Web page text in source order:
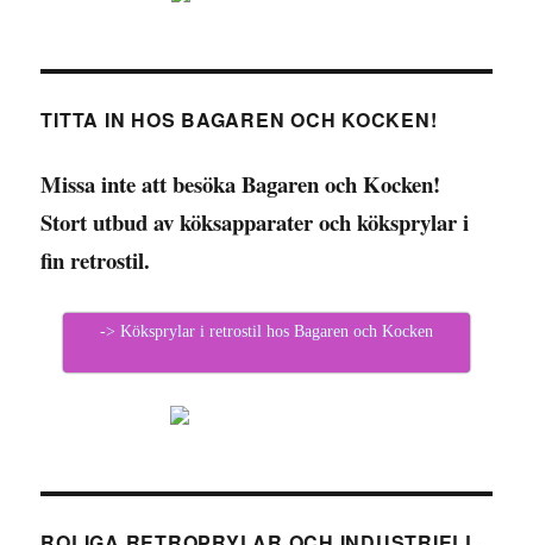
TITTA IN HOS BAGAREN OCH KOCKEN!
Missa inte att besöka Bagaren och Kocken!
Stort utbud av köksapparater och köksprylar i
fin retrostil.
-> Köksprylar i retrostil hos Bagaren och Kocken